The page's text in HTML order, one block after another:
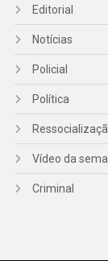
Editorial
Notícias
Policial
Política
Vídeo da
Criminal